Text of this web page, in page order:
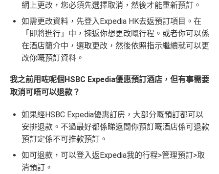
網上更改，您必須先選擇取消，然後才能重新預訂。
如需更改資料，先登入Expedia HK去返預訂項目。在
「即將進行」中，揀返你想更改嘅行程。或者你可以係
在酒店簡介中，選取更改，然後依照指示繼續就可以更
改你嘅預訂資料。
我之前用咗呢個HSBC Expedia優惠預訂酒店，但有事需要
取消可唔可以退款？
如果經HSBC Expedia優惠訂房，大部分嘅預訂都可以
安排退款。不過最好都係睇返間你預訂嘅酒店係可退款
預訂定係不可推款預訂。
如可退款，可以登入返Expedia我的行程>管理預訂>取
消預訂。